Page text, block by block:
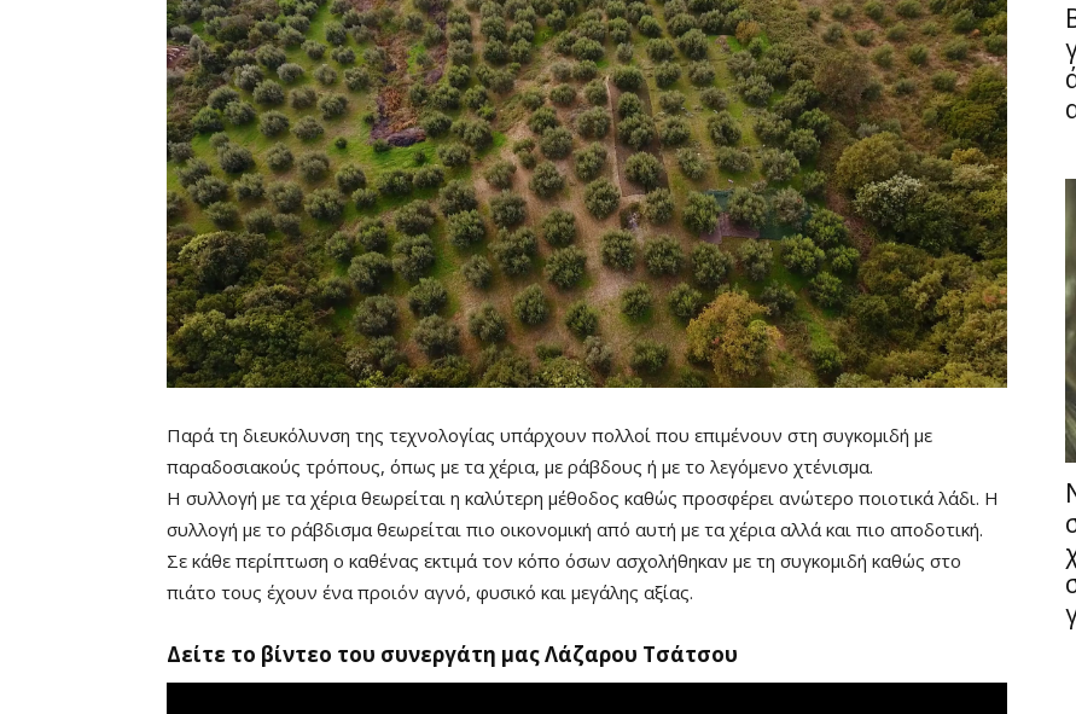
Παρά τη διευκόλυνση της τεχνολογίας υπάρχουν πολλοί που επιμένουν στη συγκομιδή με
παραδοσιακούς τρόπους, όπως με τα χέρια, με ράβδους ή με το λεγόμενο χτένισμα.
Η συλλογή με τα χέρια θεωρείται η καλύτερη μέθοδος καθώς προσφέρει ανώτερο ποιοτικά λάδι. Η
συλλογή με το ράβδισμα θεωρείται πιο οικονομική από αυτή με τα χέρια αλλά και πιο αποδοτική.
Σε κάθε περίπτωση ο καθένας εκτιμά τον κόπο όσων ασχολήθηκαν με τη συγκομιδή καθώς στο
πιάτο τους έχουν ένα προιόν αγνό, φυσικό και μεγάλης αξίας.
Δείτε το βίντεο του συνεργάτη μας Λάζαρου Τσάτσου